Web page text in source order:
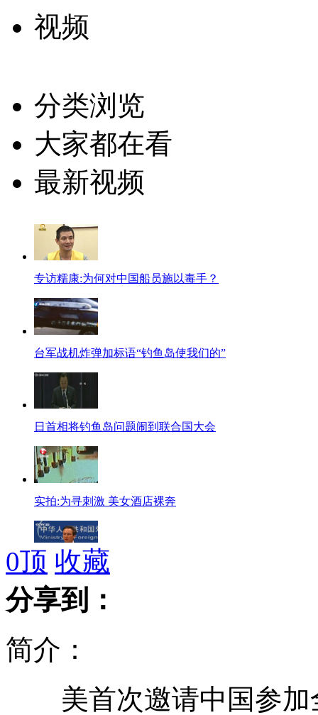
视频
分类浏览
大家都在看
最新视频
专访糯康:为何对中国船员施以毒手？
台军战机炸弹加标语“钓鱼岛使我们的”
日首相将钓鱼岛问题闹到联合国大会
实拍:为寻刺激 美女酒店裸奔
外交部：中国渔民钓鱼岛海域作业正当合理
巩俐加盟<末代皇后>演慈禧
0顶 收藏
分享到：
简介：
美首次邀请中国参加